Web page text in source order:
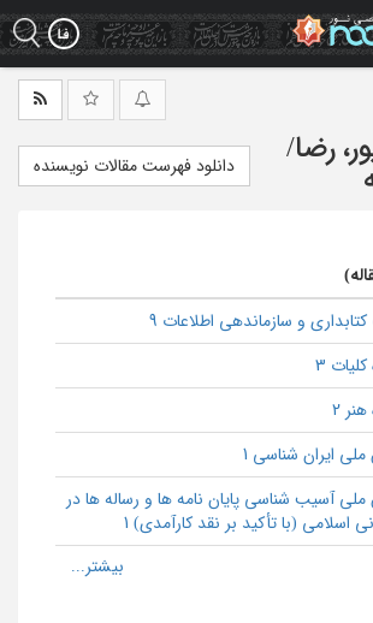
رضا/
دانلود فهرست مقالات نویسنده
و سازماندهی اطلاعات 9
3
2
ایران شنا‌سی‌ 1
آسیب شناسی پایان نامه ها و رساله ها در
1